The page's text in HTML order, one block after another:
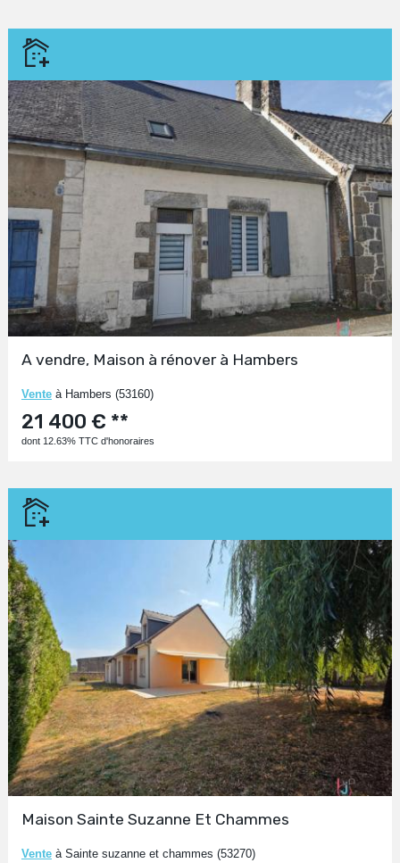
A vendre, Maison à rénover à Hambers
Venteà Hambers (53160)
21 400 € **
dont 12.63% TTC d'honoraires
Maison Sainte Suzanne Et Chammes
Venteà Sainte suzanne et chammes (53270)